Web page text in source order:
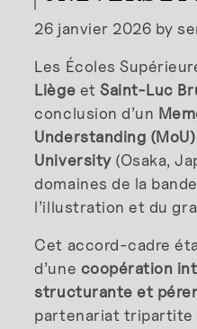
26 janvier 2026 by
Les Écoles
Liège etSaint-Luc
conclusion d’un
Understanding (MoU)
University(Osaka,
domaines de la
l’illustration et du
Cet accord-cadre
d’une coopération
structurante et
partenariat tripartite